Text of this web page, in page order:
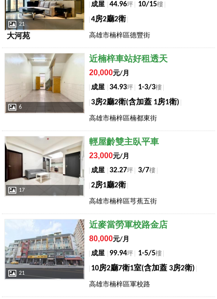
21
大河苑
成屋
44.96坪 10/15樓
4房2廳2衛
高雄市楠梓區德豐街
店長推薦
6
近楠梓車站好租透天
20,000元/月
成屋
34.93坪 1-3/3樓
3房2廳2衛(含加蓋 1房1衛)
高雄市楠梓區楠都東街
店長推薦
17
輕屋齡雙主臥平車
23,000元/月
成屋
32.27坪 3/7樓
2房1廳2衛
高雄市楠梓區芎蕉五街
21
近麥當勞軍校路金店
80,000元/月
成屋
99.94坪 1-5/5樓
10房2廳7衛1室(含加蓋 3房2衛)
高雄市楠梓區軍校路